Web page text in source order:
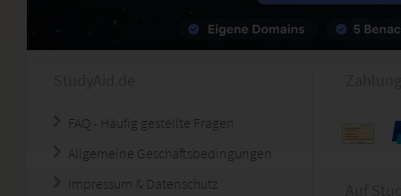
FAQ - Häufig gestellte Fragen
Allgemeine Geschäftsbedingungen
Impressum & Datenschutz